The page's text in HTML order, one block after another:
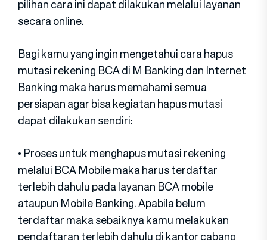
pilihan cara ini dapat dilakukan melalui layanan
secara online.
Bagi kamu yang ingin mengetahui cara hapus
mutasi rekening BCA di M Banking dan Internet
Banking maka harus memahami semua
persiapan agar bisa kegiatan hapus mutasi
dapat dilakukan sendiri:
• Proses untuk menghapus mutasi rekening
melalui BCA Mobile maka harus terdaftar
terlebih dahulu pada layanan BCA mobile
ataupun Mobile Banking. Apabila belum
terdaftar maka sebaiknya kamu melakukan
pendaftaran terlebih dahulu di kantor cabang